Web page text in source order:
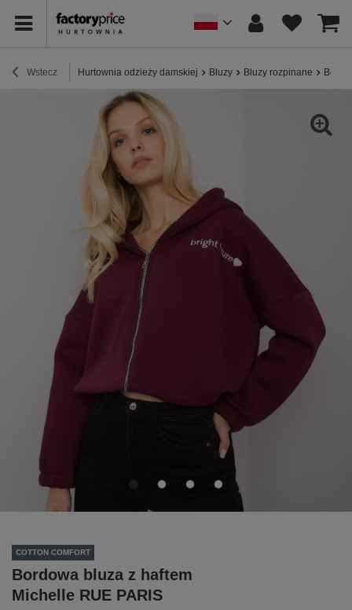
Wstecz Hurtownia odzieży damskiej Bluzy Bluzy rozpinane
COTTON COMFORT
Bordowa bluza z haftem
Michelle RUE PARIS